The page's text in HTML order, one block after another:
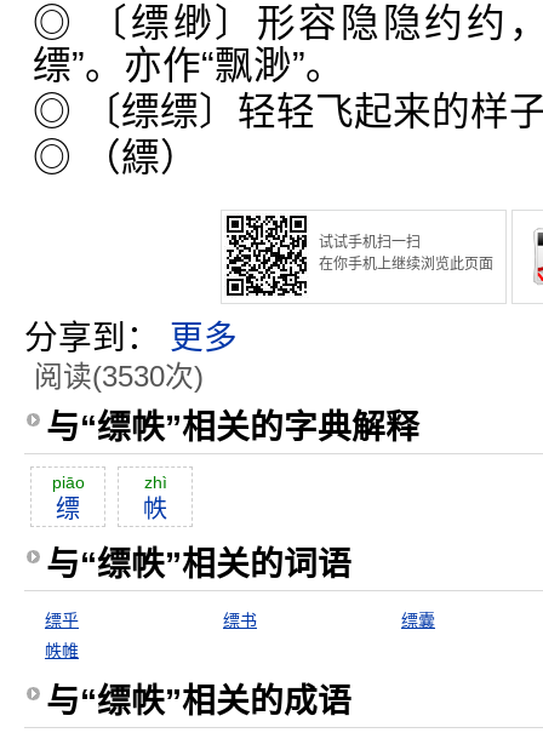
◎ 〔缥缈〕形容隐隐约约
缥”。亦作“飘渺”。
◎ 〔缥缥〕轻轻飞起来的样
◎ （縹）
试试手机扫一扫
在你手机上继续浏览此页面
分享到： 更多
阅读(3530次)
与“缥帙”相关的字典解释
piāo
缥
zhì
帙
与“缥帙”相关的词语
缥乎 缥书
缥囊
帙帷
与“缥帙”相关的成语